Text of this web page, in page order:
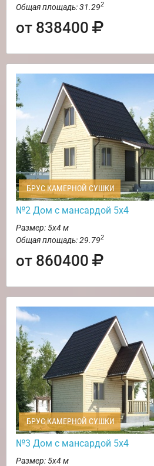
Общая площадь: 31.292
от 838400
БРУС КАМЕРНОЙ СУШКИ
№2 Дом с мансардой 5х4
Размер: 5х4 м
Общая площадь: 29.792
от 860400
БРУС КАМЕРНОЙ СУШКИ
№3 Дом с мансардой 5х4
Размер: 5х4 м